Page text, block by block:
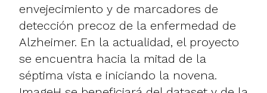
envejecimiento y de marcadores de
detección precoz de la enfermedad de
Alzheimer. En la actualidad, el proyecto
se encuentra hacia la mitad de la
séptima vista e iniciando la novena.